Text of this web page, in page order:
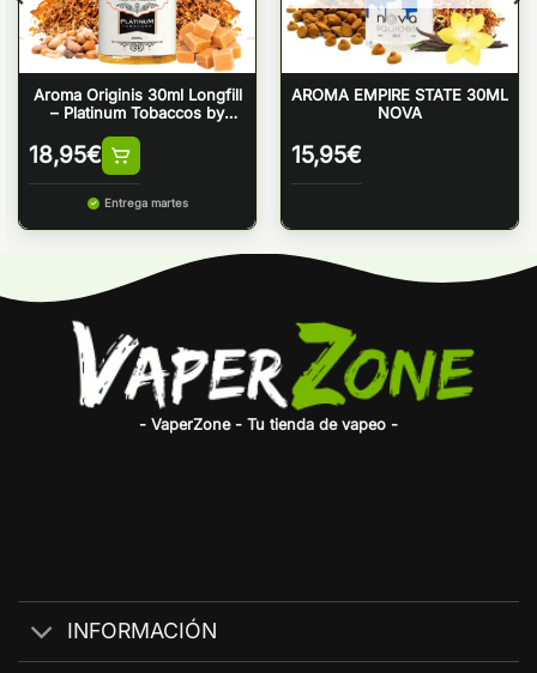
Aroma Originis 30ml Longfill
– Platinum Tobaccos by
18,95€
Entrega martes
AROMA EMPIRE STATE 30ML
NOVA
15,95€
- VaperZone - Tu tienda de vapeo -
INFORMACIÓN